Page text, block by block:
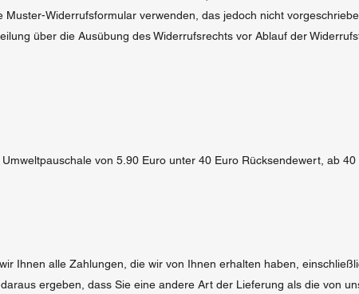
Widerrufsformular verwenden, das jedoch nicht
über die Ausübung des Widerrufsrechts vor Ablauf der
von 5.90 Euro unter 40 Euro Rücksendewert, ab
Ihnen alle Zahlungen, die wir von Ihnen erhalten haben,
ergeben, dass Sie eine andere Art der Lieferung als die von